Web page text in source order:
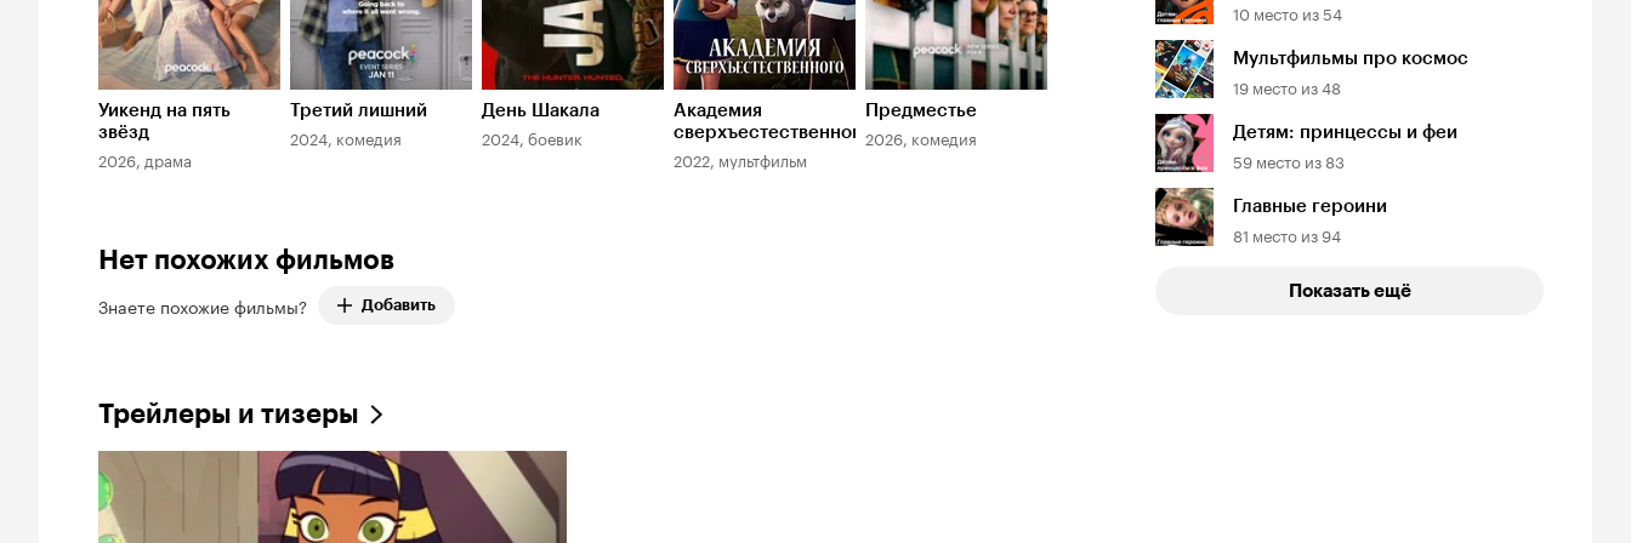
Уикенд на пять
звёзд
2026, драма
Третий лишний
2024, комедия
День Шакала
2024, боевик
Академия
сверхъестественного
2022, мультфильм
Предместье
2026, комедия
Во всём виновата
2025, триллер
вести
2026, криминал
славу
Нет похожих фильмов
Знаете похожие фильмы? Добавить
Трейлеры и тизеры
10 место из 54
Мультфильмы про космос
19 место из48
Детям: принцессы и феи
59 место из 83
Главные героини
81 место из 94
Показать ещё